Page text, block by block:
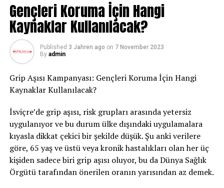
Gençleri Koruma İçin Hangi
Kaynaklar Kullanılacak?
Published 3 Jahren ago on 7 November 2023
By admin
Grip Aşısı Kampanyası: Gençleri Koruma İçin Hangi
Kaynaklar Kullanılacak?
İsviçre’de grip aşısı, risk grupları arasında yetersiz
uygulanıyor ve bu durum ülke dışındaki uygulamalara
kıyasla dikkat çekici bir şekilde düşük. Şu anki verilere
göre, 65 yaş ve üstü veya kronik hastalıkları olan her üç
kişiden sadece biri grip aşısı oluyor, bu da Dünya Sağlık
Örgütü tarafından önerilen oranın yarısından az demek.